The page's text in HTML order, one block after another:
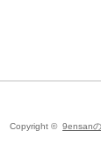
Copyright ©9ensan